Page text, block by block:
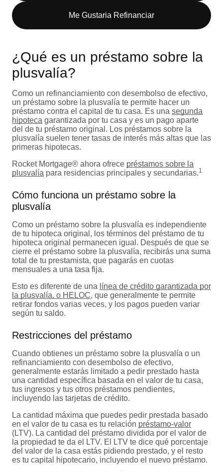
Me Gustaria Refinanciar
¿Qué es un préstamo sobre la
plusvalía?
Como un refinanciamiento con desembolso de efectivo,
un préstamo sobre la plusvalía te permite hacer un
préstamo contra el capital de tu casa. Es una segunda
hipoteca garantizada por tu casa y es un pago aparte
del de tu préstamo original. Los préstamos sobre la
plusvalía suelen tener tasas de interés más altas que las
primeras hipotecas.
Rocket Mortgage® ahora ofrece préstamos sobre la
plusvalía para residencias principales y secundarias.1
Cómo funciona un préstamo sobre la
plusvalía
Como un préstamo sobre la plusvalía es independiente
de tu hipoteca original, los términos del préstamo de tu
hipoteca original permanecen igual. Después de que se
cierre el préstamo sobre la plusvalía, recibirás una suma
total de tu prestamista, que pagarás en cuotas
mensuales a una tasa fija.
Esto es diferente de una línea de crédito garantizada por
la plusvalía, o HELOC, que generalmente te permite
retirar fondos varias veces, y los pagos pueden variar
según tu saldo.
Restricciones del préstamo
Cuando obtienes un préstamo sobre la plusvalía o un
refinanciamiento con desembolso de efectivo,
generalmente estarás limitado a pedir prestado hasta
una cantidad específica basada en el valor de tu casa,
tus ingresos y tus otros préstamos pendientes,
incluyendo las tarjetas de crédito.
La cantidad máxima que puedes pedir prestada basado
en el valor de tu casa es tu relación préstamo-valor
(LTV). La cantidad del préstamo dividida por el valor de
la propiedad te da el LTV. El LTV te dice qué porcentaje
del valor de la casa estás pidiendo prestado, y el resto
es tu capital hipotecario, incluyendo el nuevo préstamo.